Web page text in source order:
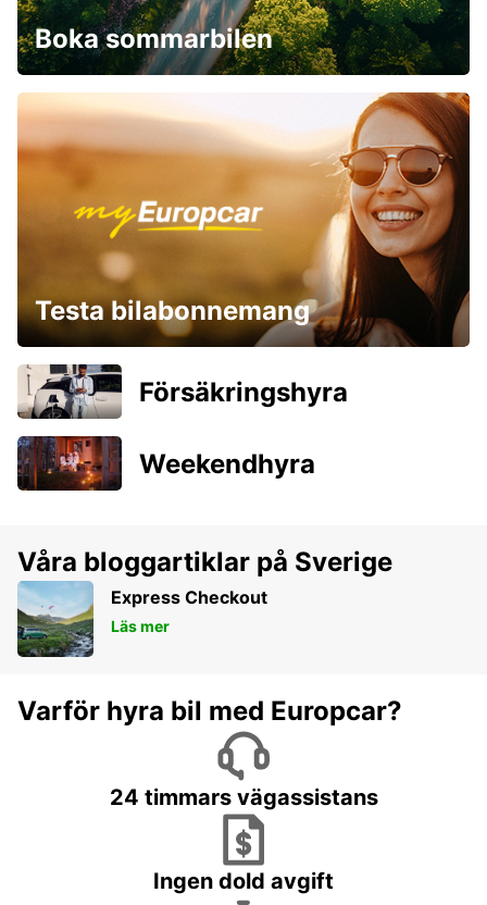
Boka sommarbilen
Testa bilabonnemang
Försäkringshyra
Weekendhyra
Våra bloggartiklar på Sverige
Express Checkout
Läs mer
Varför hyra bil med Europcar?
24 timmars vägassistans
Ingen dold avgift